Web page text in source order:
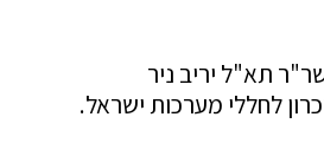
תא"ל יריב ניר
לחללי מערכות ישראל.